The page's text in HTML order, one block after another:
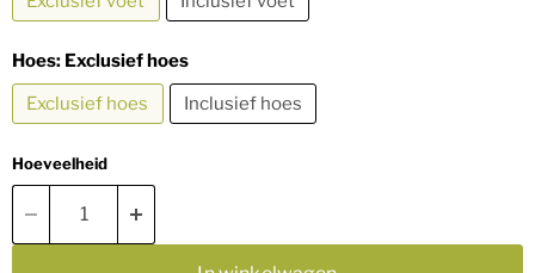
Hoes: Exclusief hoes
Exclusief hoes
Inclusief hoes
Hoeveelheid